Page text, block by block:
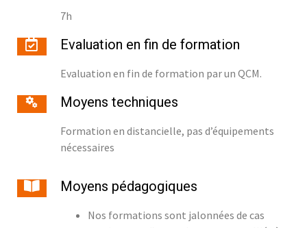
7h
Evaluation en fin de formation
Evaluation en fin de formation par un QCM.
Moyens techniques
Formation en distancielle, pas d’équipements
nécessaires
Moyens pédagogiques
Nos formations sont jalonnées de cas